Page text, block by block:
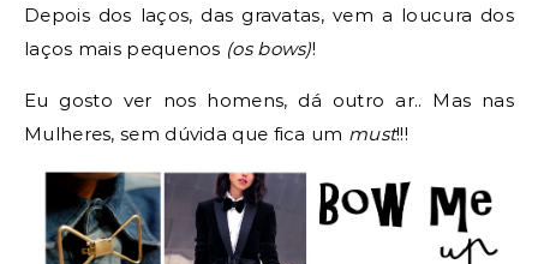
Depois dos laços, das gravatas, vem a loucura dos
laços mais pequenos (os bows)!
Eu gosto ver nos homens, dá outro ar.. Mas nas
Mulheres, sem dúvida que fica um must!!!